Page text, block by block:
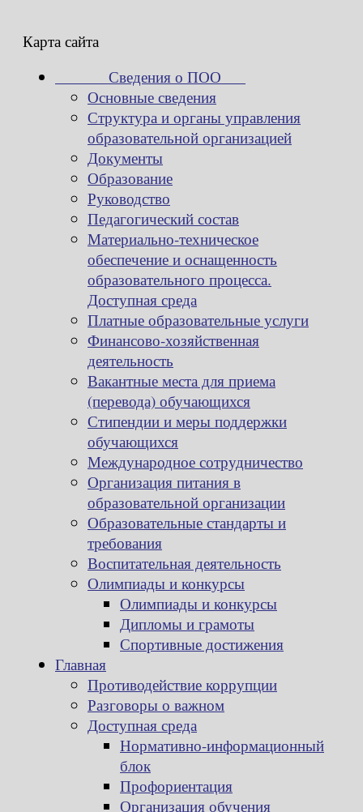
Карта сайта
Сведения о ПОО
Основные сведения
Структура и органы управления
образовательной организацией
Документы
Образование
Руководство
Педагогический состав
Материально-техническое
обеспечение и оснащенность
образовательного процесса.
Доступная среда
Платные образовательные услуги
Финансово-хозяйственная
деятельность
Вакантные места для приема
(перевода) обучающихся
Стипендии и меры поддержки
обучающихся
Международное сотрудничество
Организация питания в
образовательной организации
Образовательные стандарты и
требования
Воспитательная деятельность
Олимпиады и конкурсы
Олимпиады и конкурсы
Дипломы и грамоты
Спортивные достижения
Главная
Противодействие коррупции
Разговоры о важном
Доступная среда
Нормативно-информационный
блок
Профориентация
Организация обучения